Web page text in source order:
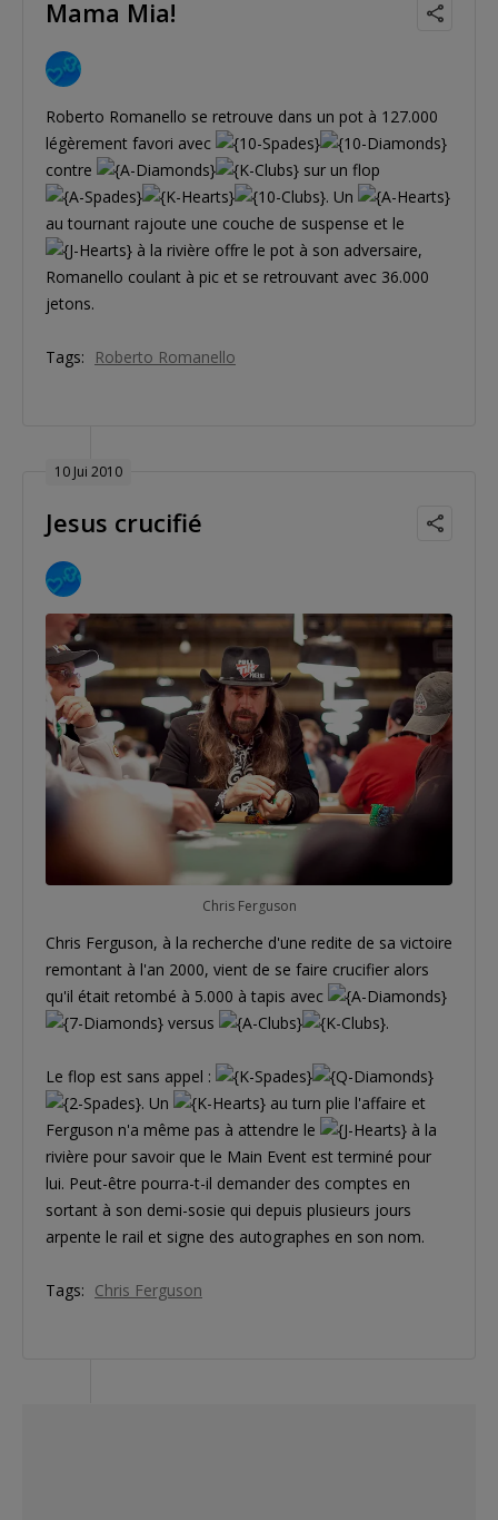
Mama Mia!
Roberto Romanello se retrouve dans un pot à 127.000
légèrement favori avec
contre
sur un flop
. Un
au tournant rajoute une couche de suspense et le
à la rivière offre le pot à son adversaire,
Romanello coulant à pic et se retrouvant avec 36.000
jetons.
Tags: Roberto Romanello
10 Jui 2010
Jesus crucifié
Chris Ferguson
Chris Ferguson, à la recherche d'une redite de sa victoire
remontant à l'an 2000, vient de se faire crucifier alors
qu'il était retombé à 5.000 à tapis avec
versus
.
Le flop est sans appel :
. Un
au turn plie l'affaire et
Ferguson n'a même pas à attendre le
à la
rivière pour savoir que le Main Event est terminé pour
lui. Peut-être pourra-t-il demander des comptes en
sortant à son demi-sosie qui depuis plusieurs jours
arpente le rail et signe des autographes en son nom.
Tags: Chris Ferguson